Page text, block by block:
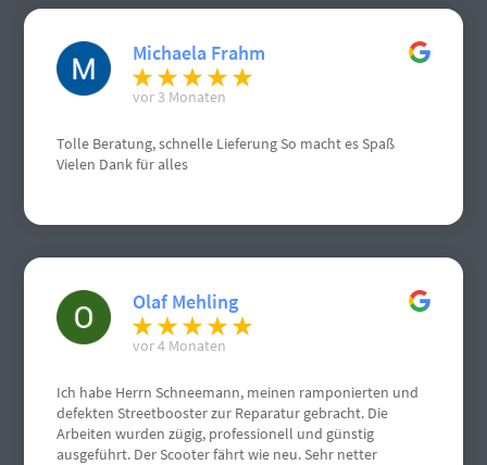
Michaela Frahm
vor 3 Monaten
Tolle Beratung, schnelle Lieferung So macht es Spaß
Vielen Dank für alles
Olaf Mehling
vor 4 Monaten
Ich habe Herrn Schneemann, meinen ramponierten und
defekten Streetbooster zur Reparatur gebracht. Die
Arbeiten wurden zügig, professionell und günstig
ausgeführt. Der Scooter fährt wie neu. Sehr netter